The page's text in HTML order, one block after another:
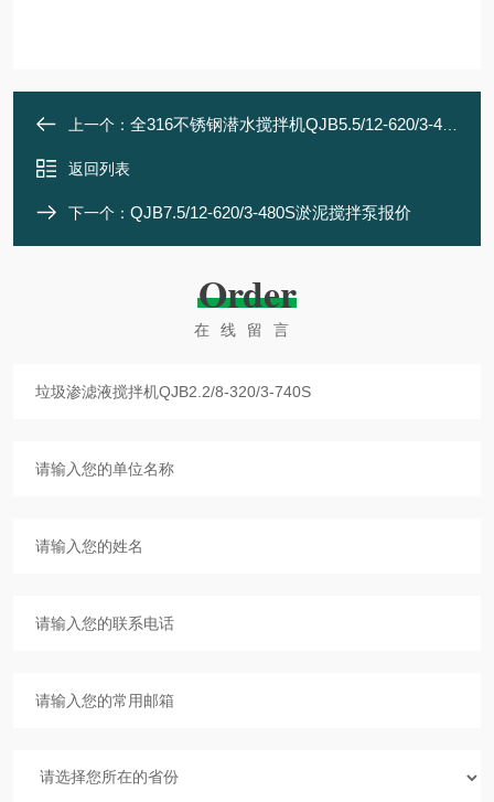
上一个： 全316不锈钢潜水搅拌机QJB5.5/12-620/3-480
返回列表
下一个： QJB7.5/12-620/3-480S淤泥搅拌泵报价
Order
在线留言